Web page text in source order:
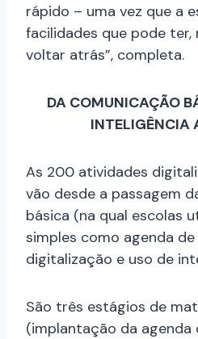
rápido – uma vez que a
facilidades que pode
voltar atrás”, completa.
DA COMUNICAÇÃO
INTELIGÊNCIA
As 200 atividades
vão desde a passagem
básica (na qual escolas
simples como agenda
digitalização e uso de
São três estágios de
(implantação da agenda